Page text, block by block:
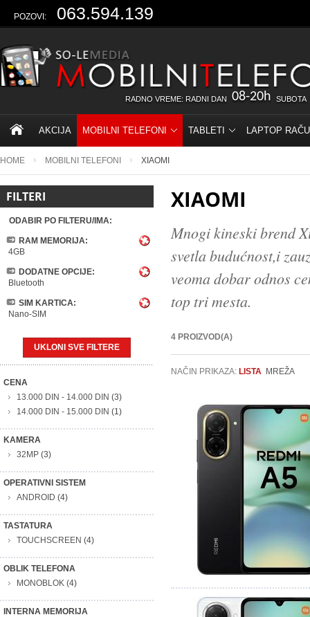
POZOVI: 063.594.139
RADNO VREME: RADNI DAN 08-20h SUBOTA
AKCIJA MOBILNI TELEFONI TABLETI LAPTOP
HOME MOBILNI TELEFONI XIAOMI
FILTERI
ODABIR PO FILTERU/IMA:
RAM MEMORIJA:
4GB
DODATNE OPCIJE:
Bluetooth
SIM KARTICA:
Nano-SIM
UKLONI SVE FILTERE
CENA
13.000 DIN - 14.000 DIN (3)
14.000 DIN - 15.000 DIN (1)
KAMERA
32MP (3)
OPERATIVNI SISTEM
ANDROID (4)
TASTATURA
TOUCHSCREEN (4)
OBLIK TELEFONA
MONOBLOK (4)
INTERNA MEMORIJA
XIAOMI
Mnogi kineski brend
svetla budućnost,i
veoma dobar odnos
top tri mesta.
4 PROIZVOD(A)
NAČIN PRIKAZA: LISTA MREŽA